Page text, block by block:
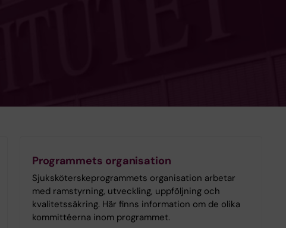
Programmets organisation
Sjuksköterskeprogrammets organisation arbetar
med ramstyrning, utveckling, uppföljning och
kvalitetssäkring. Här finns information om de olika
kommittéerna inom programmet.